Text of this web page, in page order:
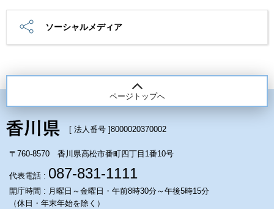
ソーシャルメディア
ページトップへ
[ 法人番号 ]8000020370002
〒760-8570 香川県高松市番町四丁目1番10号
代表電話 : 087-831-1111
開庁時間 : 月曜日～金曜日・午前8時30分～午後5時15分
（休日・年末年始を除く）